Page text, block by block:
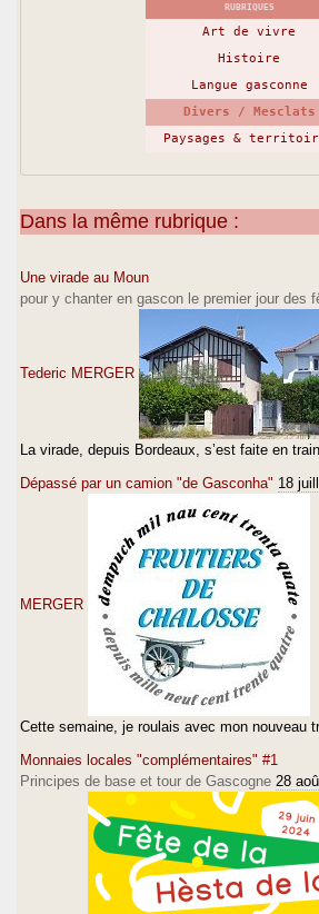
RUBRIQUES
Art de vivre
Histoire
Langue gasconne
Divers / Mesclats
Paysages &
Dans la même rubrique :
Une virade au Moun
pour y chanter en gascon le premier jour des
Tederic MERGER
La virade, depuis Bordeaux, s’est faite en
Dépassé par un camion "de Gasconha" 18
MERGER
Cette semaine, je roulais avec mon nouveau
Monnaies locales "complémentaires" #1
Principes de base et tour de Gascogne 28